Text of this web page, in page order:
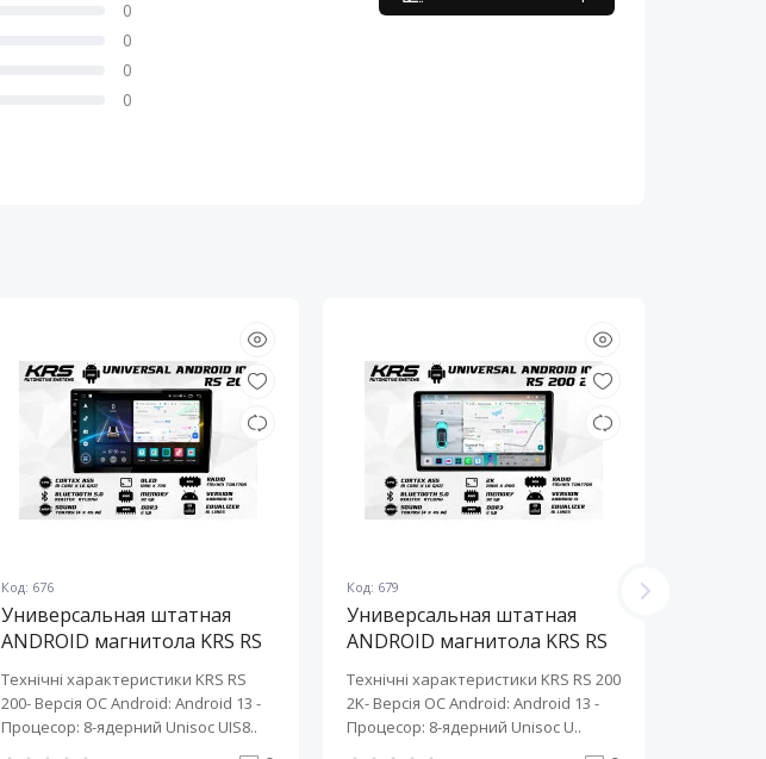
0
0
0
0
Код: 676
Универсальная штатная
ANDROID магнитола KRS RS
Технічні характеристики KRS RS
200- Версія ОС Android: Android 13 ​-
Процесор: 8-ядерний Unisoc UIS8..
Код: 679
Универсальная штатная
ANDROID магнитола KRS RS
Технічні характеристики KRS RS 200
2K- Версія ОС Android: Android 13 ​-
Процесор: 8-ядерний Unisoc U..